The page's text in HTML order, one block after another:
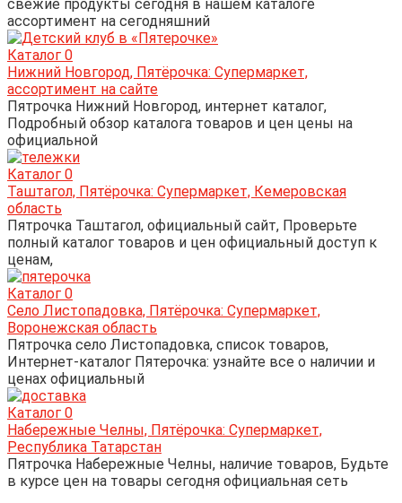
свежие продукты сегодня в нашем каталоге
ассортимент на сегодняшний
Каталог 0
Нижний Новгород, Пятёрочка: Супермаркет,
ассортимент на сайте
Пятрочка Нижний Новгород, интернет каталог,
Подробный обзор каталога товаров и цен цены на
официальной
Каталог 0
Таштагол, Пятёрочка: Супермаркет, Кемеровская
область
Пятрочка Таштагол, официальный сайт, Проверьте
полный каталог товаров и цен официальный доступ к
ценам,
Каталог 0
Село Листопадовка, Пятёрочка: Супермаркет,
Воронежская область
Пятрочка село Листопадовка, список товаров,
Интернет-каталог Пятерочка: узнайте все о наличии и
ценах официальный
Каталог 0
Набережные Челны, Пятёрочка: Супермаркет,
Республика Татарстан
Пятрочка Набережные Челны, наличие товаров, Будьте
в курсе цен на товары сегодня официальная сеть